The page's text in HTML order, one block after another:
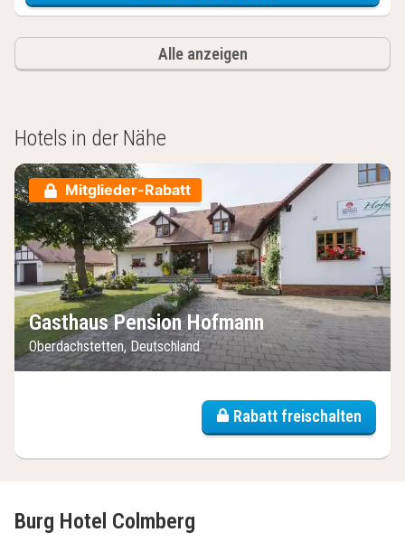
Alle anzeigen
Hotels in der Nähe
Mitglieder-Rabatt
Gasthaus Pension Hofmann
Oberdachstetten, Deutschland
Rabatt freischalten
Burg Hotel Colmberg